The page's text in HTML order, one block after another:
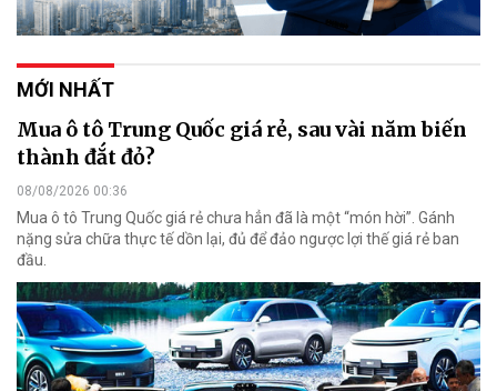
MỚI NHẤT
Mua ô tô Trung Quốc giá rẻ, sau vài năm biến
thành đắt đỏ?
08/08/2026 00:36
Mua ô tô Trung Quốc giá rẻ chưa hẳn đã là một “món hời”. Gánh
nặng sửa chữa thực tế dồn lại, đủ để đảo ngược lợi thế giá rẻ ban
đầu.